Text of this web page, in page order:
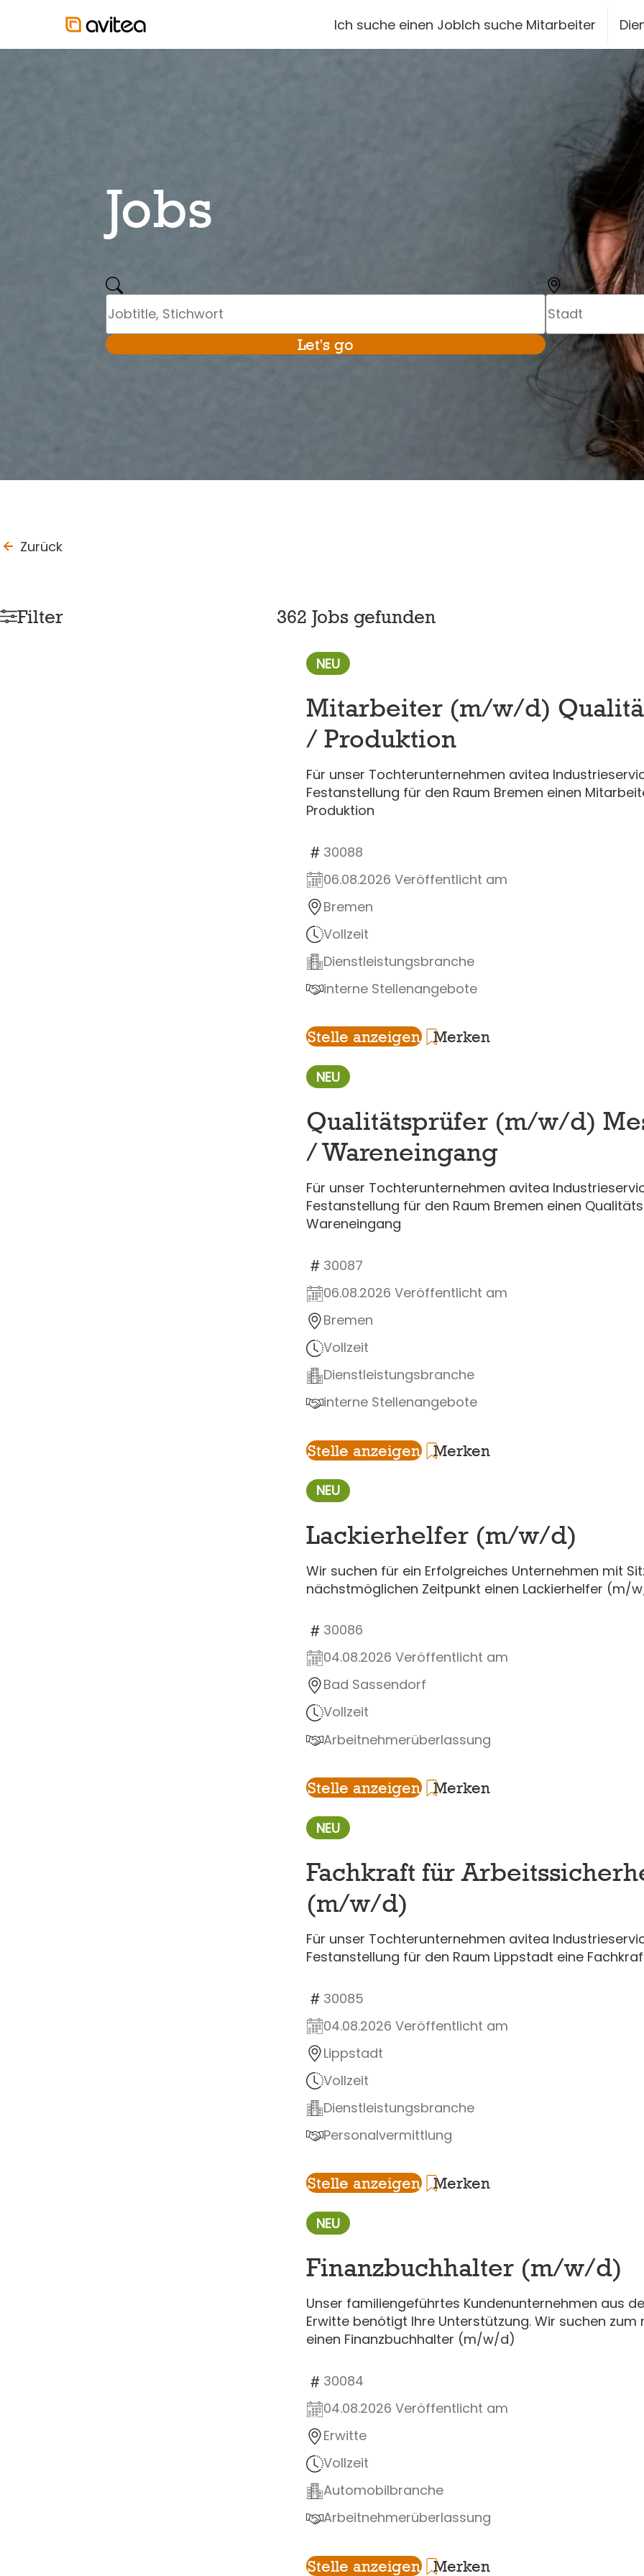
Ich suche einen JobIch suche Mitarbeiter
Jobs
Stadt
Let's go
Zurück
to_last_page
Filter 362 Jobs gefunden
NEU
Mitarbeiter (m/w/d)
/ Produktion
Für unser Tochterunternehmen avitea
Festanstellung für den Raum Bremen einen
Produktion
30088
06.08.2026 Veröffentlicht am
Bremen
Vollzeit
Dienstleistungsbranche
interne Stellenangebote
Stelle anzeigen Merken
NEU
Qualitätsprüfer (m/w/d)
/ Wareneingang
Für unser Tochterunternehmen avitea
Festanstellung für den Raum Bremen einen
Wareneingang
30087
06.08.2026 Veröffentlicht am
Bremen
Vollzeit
Dienstleistungsbranche
interne Stellenangebote
Stelle anzeigen Merken
NEU
Lackierhelfer (m/w/d)
Wir suchen für ein Erfolgreiches Unternehmen mit
nächstmöglichen Zeitpunkt einen Lackierhelfer (m/
30086
04.08.2026 Veröffentlicht am
Bad Sassendorf
Vollzeit
Arbeitnehmerüberlassung
Stelle anzeigen Merken
NEU
Fachkraft für
(m/w/d)
Für unser Tochterunternehmen avitea
Festanstellung für den Raum Lippstadt eine
30085
04.08.2026 Veröffentlicht am
Lippstadt
Vollzeit
Dienstleistungsbranche
Personalvermittlung
Stelle anzeigen Merken
NEU
Finanzbuchhalter (m/w/d)
Unser familiengeführtes Kundenunternehmen aus
Erwitte benötigt Ihre Unterstützung. Wir suchen
einen Finanzbuchhalter (m/w/d)
30084
04.08.2026 Veröffentlicht am
Erwitte
Vollzeit
Automobilbranche
Arbeitnehmerüberlassung
Stelle anzeigen Merken